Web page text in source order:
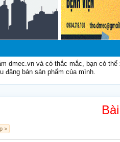
dmec.vn và có thắc mắc, bạn có
đăng bán sản phẩm của mình.
>